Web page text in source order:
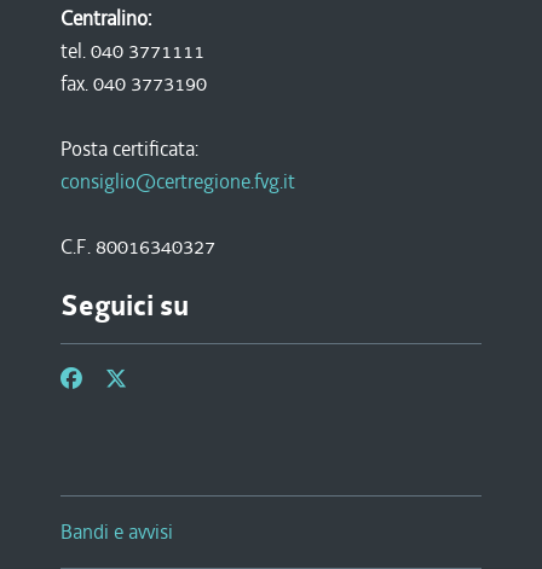
Centralino:
tel. 040 3771111
fax. 040 3773190
Posta certificata:
consiglio@certregione.fvg.it
C.F. 80016340327
Seguici su
Bandi e avvisi